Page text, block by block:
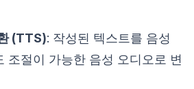
(TTS): 작성된 텍스트를 음성
조절이 가능한 음성 오디오로 변